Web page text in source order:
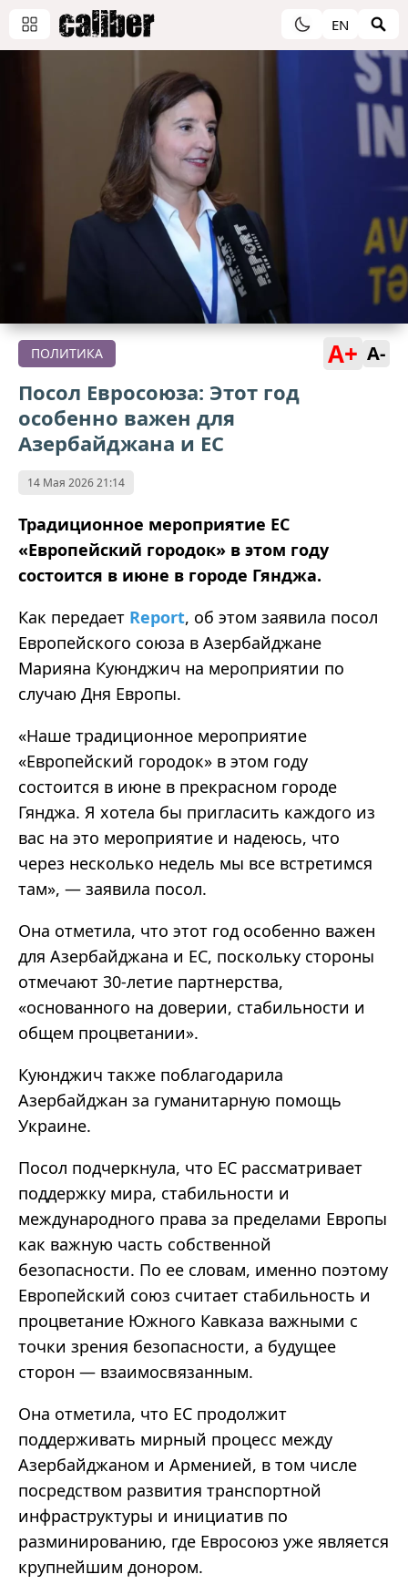
EN
ПОЛИТИКА A+ A-
Посол Евросоюза: Этот год
особенно важен для
Азербайджана и ЕС
14 Мая 2026 21:14
Традиционное мероприятие ЕС
«Европейский городок» в этом году
состоится в июне в городе Гянджа.
Как передает Report, об этом заявила посол
Европейского союза в Азербайджане
Марияна Куюнджич на мероприятии по
случаю Дня Европы.
«Наше традиционное мероприятие
«Европейский городок» в этом году
состоится в июне в прекрасном городе
Гянджа. Я хотела бы пригласить каждого из
вас на это мероприятие и надеюсь, что
через несколько недель мы все встретимся
там», — заявила посол.
Она отметила, что этот год особенно важен
для Азербайджана и ЕС, поскольку стороны
отмечают 30-летие партнерства,
«основанного на доверии, стабильности и
общем процветании».
Куюнджич также поблагодарила
Азербайджан за гуманитарную помощь
Украине.
Посол подчеркнула, что ЕС рассматривает
поддержку мира, стабильности и
международного права за пределами Европы
как важную часть собственной
безопасности. По ее словам, именно поэтому
Европейский союз считает стабильность и
процветание Южного Кавказа важными с
точки зрения безопасности, а будущее
сторон — взаимосвязанным.
Она отметила, что ЕС продолжит
поддерживать мирный процесс между
Азербайджаном и Арменией, в том числе
посредством развития транспортной
инфраструктуры и инициатив по
разминированию, где Евросоюз уже является
крупнейшим донором.